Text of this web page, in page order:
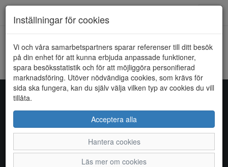
HEM RIEKER
Kunde inte hitta några artiklar...
Inställningar för cookies
Vi och våra samarbetspartners sparar referenser till ditt besök
på din enhet för att kunna erbjuda anpassade funktioner,
spara besöksstatistik och för att möjliggöra personifierad
marknadsföring. Utöver nödvändiga cookies, som krävs för
sida ska fungera, kan du själv välja vilken typ av cookies du vill
tillåta.
Acceptera alla
Hantera cookies
Läs mer om cookies
Sandströms Skor i Kisa AB
Storgatan 14, 590 38 KISA, Telefon:
| Om oss Kontakta oss